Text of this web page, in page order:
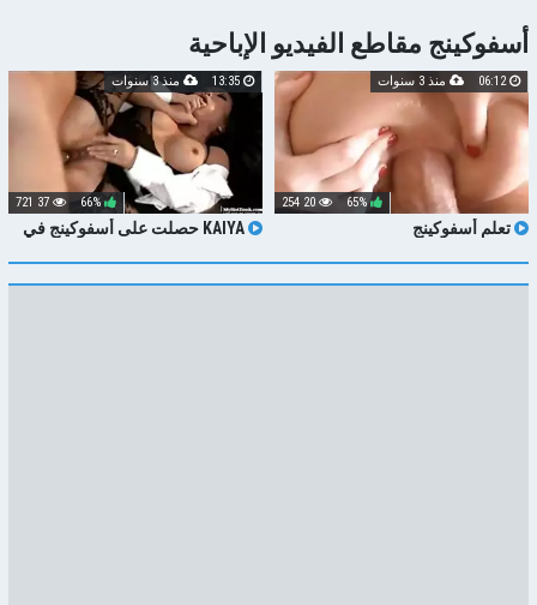
أسفوكينج مقاطع الفيديو الإباحية
تعلم أسفوكينج
65%
20 254
06:12 منذ 3 سنوات
KAIYA حصلت على أسفوكينج في
66%
37 721
13:35 منذ 3 سنوات